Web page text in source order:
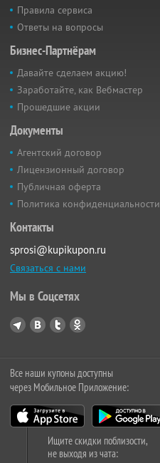
Правила сервиса
Ответы на вопросы
Бизнес-Партнёрам
Давайте сделаем акцию!
Заработайте, как Вебмастер
Прошедшие акции
Документы
Агентский договор
Лицензионный договор
Публичная оферта
Политика конфиденциальности
Контакты
sprosi@kupikupon.ru
Связаться с нами
Мы в Соцсетях
Все наши купоны доступны
через Мобильное Приложение:
Ищите скидки поблизости,
не выходя из чата: